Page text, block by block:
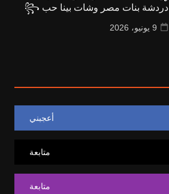
دردشة بنات مصر وشات بينا حب ꧂
9 يونيو، 2026
أعجبني
متابعة
متابعة